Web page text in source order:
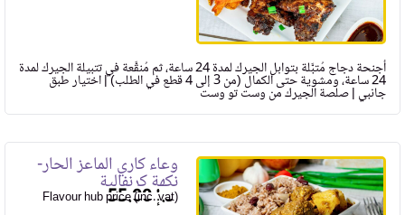
أجنحة دجاج مُتبَّلة بتوابل الجيرك لمدة 24 ساعة، ثم مُنقَّعة في تتبيلة الجيرك لمدة
24 ساعة، ومشوية حتى الكمال (من 3 إلى 4 قطع في الطلب) | اختيار طبق
جانبي | صلصة الجيرك من وست تو وست
وعاء كاري الماعز الحار-
نكهة كرنفالية
55.00
Flavour hub price (inc. vat)